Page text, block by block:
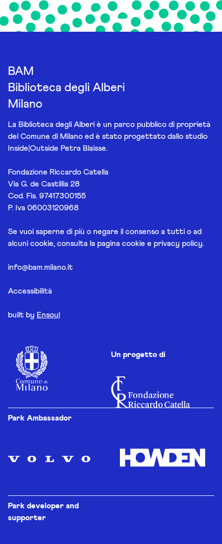
BAM
Biblioteca degli Alberi
Milano
La Biblioteca degli Alberi è un parco pubblico di proprietà
del Comune di Milano ed è stato progettato dallo studio
Inside|Outside Petra Blaisse.
Fondazione Riccardo Catella
Via G. de Castillia 28
Cod. Fis. 97417300155
P. Iva 06003120968
Se vuoi saperne di più o negare il consenso a tutti o ad
alcuni cookie, consulta la pagina cookie e privacy policy.
info@bam.milano.it
Accessibilità
built by Ensoul
Un progetto di
Park Ambassador
Park developer and
supporter